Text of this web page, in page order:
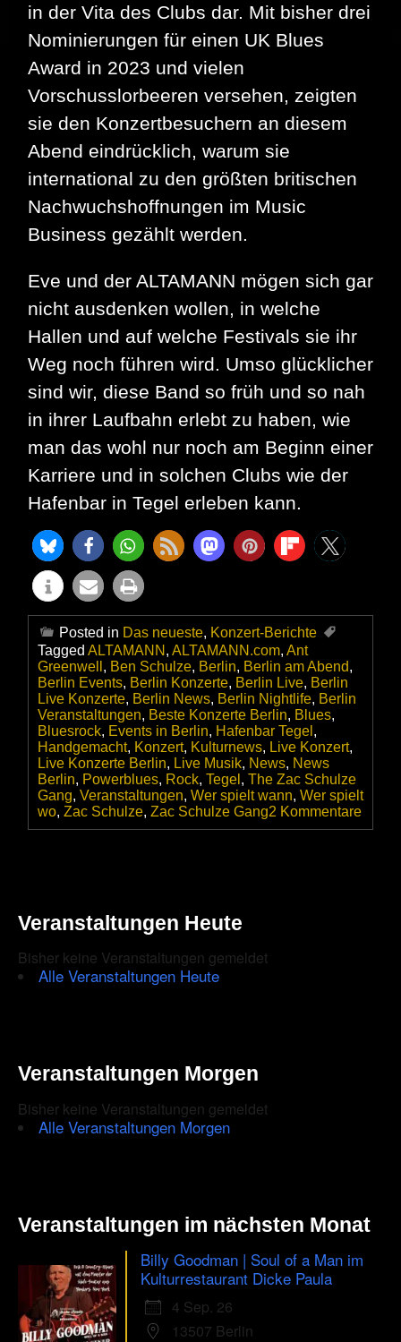
in der Vita des Clubs dar. Mit bisher drei
Nominierungen für einen UK Blues
Award in 2023 und vielen
Vorschusslorbeeren versehen, zeigten
sie den Konzertbesuchern an diesem
Abend eindrücklich, warum sie
international zu den größten britischen
Nachwuchshoffnungen im Music
Business gezählt werden.
Eve und der ALTAMANN mögen sich gar
nicht ausdenken wollen, in welche
Hallen und auf welche Festivals sie ihr
Weg noch führen wird. Umso glücklicher
sind wir, diese Band so früh und so nah
in ihrer Laufbahn erlebt zu haben, wie
man das wohl nur noch am Beginn einer
Karriere und in solchen Clubs wie der
Hafenbar in Tegel erleben kann.
Posted in Das neueste, Konzert-Berichte
Tagged ALTAMANN , ALTAMANN.com, Ant
Greenwell , Ben Schulze, Berlin, Berlin am Abend,
Berlin Events, Berlin Konzerte, Berlin Live, Berlin
Live Konzerte, Berlin News, Berlin Nightlife, Berlin
Veranstaltungen, Beste Konzerte Berlin, Blues,
Bluesrock, Events in Berlin, Hafenbar Tegel ,
Handgemacht, Konzert, Kulturnews, Live Konzert,
Live Konzerte Berlin, Live Musik, News, News
Berlin, Powerblues, Rock, Tegel , The Zac Schulze
Gang, Veranstaltungen, Wer spielt wann, Wer spielt
wo, Zac Schulze, Zac Schulze Gang2 Kommentarezu
The
Veranstaltungen Heute
Bisher keine Veranstaltungen gemeldet
Alle Veranstaltungen Heute
Veranstaltungen Morgen
Bisher keine Veranstaltungen gemeldet
Alle Veranstaltungen Morgen
Veranstaltungen im nächsten Monat
Billy Goodman | Soul of a Man im
Kulturrestaurant Dicke Paula
4 Sep. 26
13507 Berlin